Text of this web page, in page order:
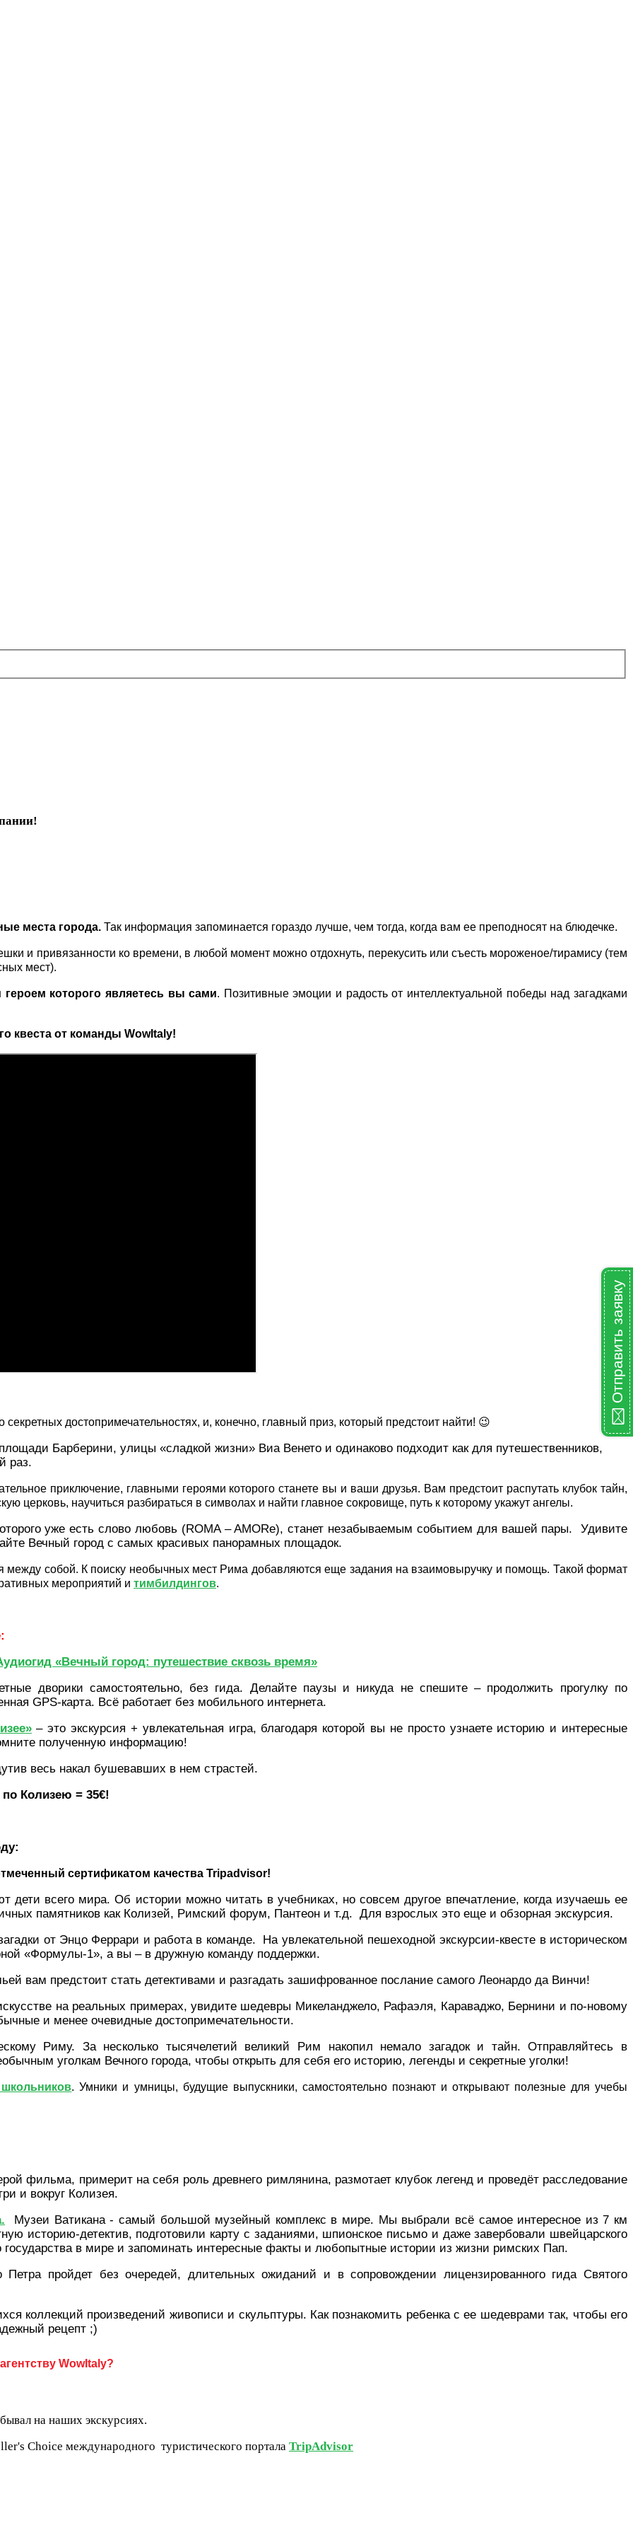
места города. Так информация запоминается гораздо лучше, чем тогда, когда вам ее преподносят на блюдечке.
и привязанности ко времени, в любой момент можно отдохнуть, перекусить или съесть мороженое/тирамису (тем
мест).
которого являетесь вы сами. Позитивные эмоции и радость от интеллектуальной победы над загадками
квеста от команды WowItaly!
достопримечательностях, и, конечно, главный приз, который предстоит найти! 😉
Барберини, улицы «сладкой жизни» Виа Венето и одинаково подходит как для путешественников,
раз.
приключение, главными героями которого станете вы и ваши друзья. Вам предстоит распутать клубок тайн,
церковь, научиться разбираться в символах и найти главное сокровище, путь к которому укажут ангелы.
уже есть слово любовь (ROMA – AMORe), станет незабываемым событием для вашей пары. Удивите
Вечный город с самых красивых панорамных площадок.
между собой. К поиску необычных мест Рима добавляются еще задания на взаимовыручку и помощь. Такой формат
мероприятий и тимбилдингов.
«Вечный город: путешествие сквозь время»
дворики самостоятельно, без гида. Делайте паузы и никуда не спешите – продолжить прогулку по
GPS-карта. Всё работает без мобильного интернета.
– это экскурсия + увлекательная игра, благодаря которой вы не просто узнаете историю и интересные
полученную информацию!
весь накал бушевавших в нем страстей.
Колизею = 35€!
сертификатом качества Tripadvisor!
дети всего мира. Об истории можно читать в учебниках, но совсем другое впечатление, когда изучаешь ее
памятников как Колизей, Римский форум, Пантеон и т.д. Для взрослых это еще и обзорная экскурсия.
от Энцо Феррари и работа в команде. На увлекательной пешеходной экскурсии-квесте в историческом
«Формулы-1», а вы – в дружную команду поддержки.
вам предстоит стать детективами и разгадать зашифрованное послание самого Леонардо да Винчи!
на реальных примерах, увидите шедевры Микеланджело, Рафаэля, Караваджо, Бернини и по-новому
и менее очевидные достопримечательности.
Риму. За несколько тысячелетий великий Рим накопил немало загадок и тайн. Отправляйтесь в
уголкам Вечного города, чтобы открыть для себя его историю, легенды и секретные уголки!
. Умники и умницы, будущие выпускники, самостоятельно познают и открывают полезные для учебы
фильма, примерит на себя роль древнего римлянина, размотает клубок легенд и проведёт расследование
и вокруг Колизея.
Музеи Ватикана - самый большой музейный комплекс в мире. Мы выбрали всё самое интересное из 7 км
историю-детектив, подготовили карту с заданиями, шпионское письмо и даже завербовали швейцарского
государства в мире и запоминать интересные факты и любопытные истории из жизни римских Пап.
пройдет без очередей, длительных ожиданий и в сопровождении лицензированного гида Святого
коллекций произведений живописи и скульптуры. Как познакомить ребенка с ее шедеврами так, чтобы его
рецепт ;)
WowItaly?
на наших экскурсиях.
Choice международного туристического портала TripAdvisor
Отправить заявку